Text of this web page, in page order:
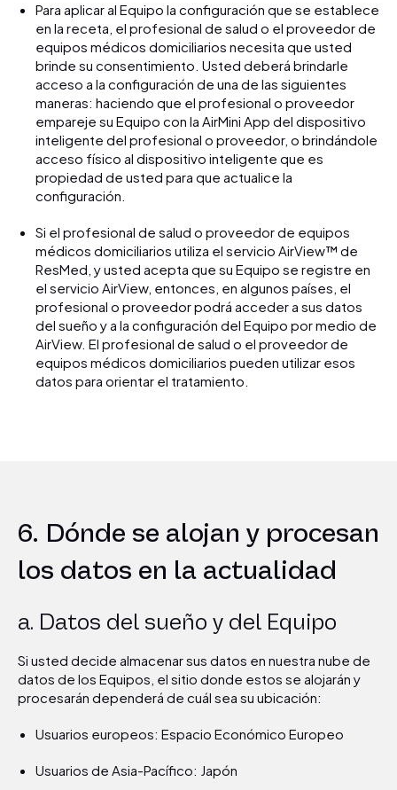
Para aplicar al Equipo la configuración que se establece
en la receta, el profesional de salud o el proveedor de
equipos médicos domiciliarios necesita que usted
brinde su consentimiento. Usted deberá brindarle
acceso a la configuración de una de las siguientes
maneras: haciendo que el profesional o proveedor
empareje su Equipo con la AirMini App del dispositivo
inteligente del profesional o proveedor, o brindándole
acceso físico al dispositivo inteligente que es
propiedad de usted para que actualice la
configuración.
Si el profesional de salud o proveedor de equipos
médicos domiciliarios utiliza el servicio AirView™ de
ResMed, y usted acepta que su Equipo se registre en
el servicio AirView, entonces, en algunos países, el
profesional o proveedor podrá acceder a sus datos
del sueño y a la configuración del Equipo por medio de
AirView. El profesional de salud o el proveedor de
equipos médicos domiciliarios pueden utilizar esos
datos para orientar el tratamiento.
6. Dónde se alojan y procesan
los datos en la actualidad
a. Datos del sueño y del Equipo
Si usted decide almacenar sus datos en nuestra nube de
datos de los Equipos, el sitio donde estos se alojarán y
procesarán dependerá de cuál sea su ubicación:
Usuarios europeos: Espacio Económico Europeo
Usuarios de Asia-Pacífico: Japón